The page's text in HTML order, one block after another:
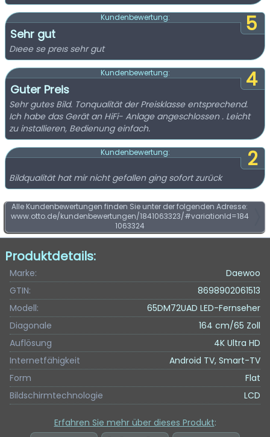
5
Kundenbewertung:
Sehr gut
Dıeee se preıs sehr gut
4
Kundenbewertung:
Guter Preis
Sehr gutes Bild. Tonqualität der Preisklasse entsprechend.
Ich habe das Gerät an HiFi- Anlage angeschlossen . Leicht
zu installieren, Bedienung einfach.
2
Kundenbewertung:
Bildqualität hat mir nicht gefallen ging sofort zurück
Alle Kundenbewertungen finden Sie unter der folgenden Adresse:
www.otto.de/kundenbewertungen/1841063323/#variationId=184
1063324
Produktdetails:
Marke:
Daewoo
GTIN:
8698902061513
Modell:
65DM72UAD LED-Fernseher
Diagonale
164 cm/65 Zoll
Auflösung
4K Ultra HD
Internetfähigkeit
Android TV, Smart-TV
Form
Flat
Bildschirmtechnologie
LCD
Erfahren Sie mehr über dieses Produkt: